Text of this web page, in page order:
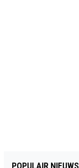
POPULAIR NIEUWS